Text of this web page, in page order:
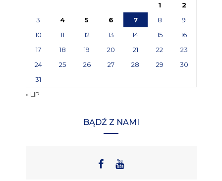
1
2
3
4 5 6 7 8
9
10
11 12 13 14 15
16
17
18 19 20 21 22
23
24
25 26 27 28 29
30
31
« LIP
BĄDŹ Z NAMI